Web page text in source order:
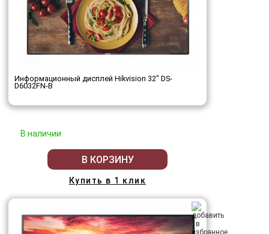
Информационный дисплей Hikvision 32" DS-
D6032FN-B
В наличии
В КОРЗИНУ
Купить в 1 клик